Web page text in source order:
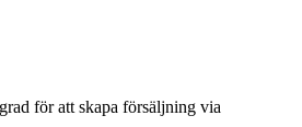
för att skapa försäljning via